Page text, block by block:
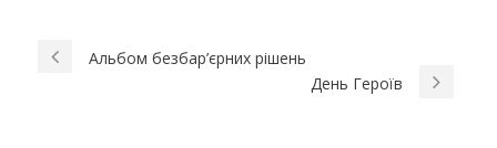
Альбом безбар’єрних рішень
День Героїв